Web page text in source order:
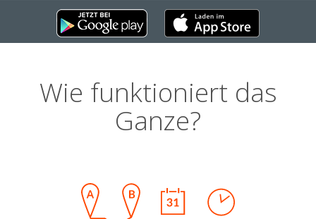
Wie funktioniert das
Ganze?